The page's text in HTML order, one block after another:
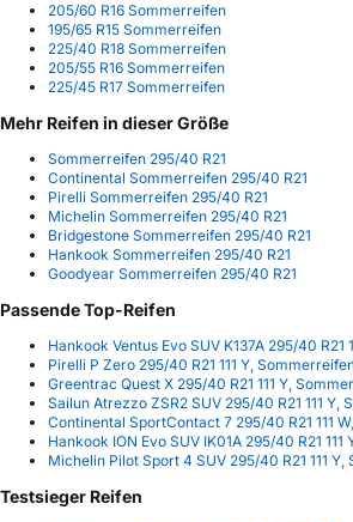
205/60 R16 Sommerreifen
195/65 R15 Sommerreifen
225/40 R18 Sommerreifen
205/55 R16 Sommerreifen
225/45 R17 Sommerreifen
Mehr Reifen in dieser Größe
Sommerreifen 295/40 R21
Continental Sommerreifen 295/40 R21
Pirelli Sommerreifen 295/40 R21
Michelin Sommerreifen 295/40 R21
Bridgestone Sommerreifen 295/40 R21
Hankook Sommerreifen 295/40 R21
Goodyear Sommerreifen 295/40 R21
Passende Top-Reifen
Hankook Ventus Evo SUV K137A 295/40 R21
Pirelli P Zero 295/40 R21 111 Y,
Greentrac Quest X 295/40 R21 111 Y,
Sailun Atrezzo ZSR2 SUV 295/40 R21 111 Y,
Continental SportContact 7 295/40 R21 111
Hankook ION Evo SUV IK01A 295/40 R21
Michelin Pilot Sport 4 SUV 295/40 R21 111
Testsieger Reifen